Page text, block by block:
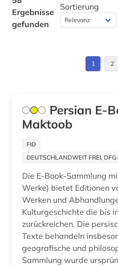
islamische kunst (3)
japanologie (1)
judaismus (2)
judaistik (1)
juden (2)
judentum (4)
Zypern (1)
Ergebnisse
gefunden
Sortierung
1 2
Persian E-
Maktoob
FID
DEUTSCHLANDWEIT FREI,
Die E-Book-Sammlung
Werke) bietet Editionen
Werken und
Kulturgeschichte die bis
zurückreichen. Die
Texte behandeln
geografische und
Sammlung wurde